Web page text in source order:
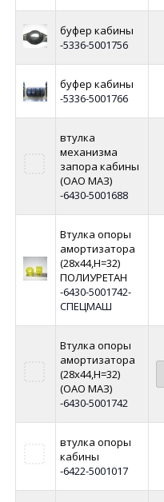
буфер кабины
-5336-5001756
буфер кабины
-5336-5001766
втулка
механизма
запора кабины
(ОАО МАЗ)
-6430-5001688
Втулка опоры
амортизатора
(28х44,Н=32)
ПОЛИУРЕТАН
-6430-5001742-
СПЕЦМАШ
Втулка опоры
амортизатора
(28х44,Н=32)
(ОАО МАЗ)
-6430-5001742
втулка опоры
кабины
-6422-5001017